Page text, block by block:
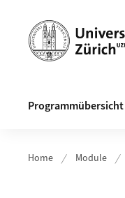
Programmübersicht
Home Module